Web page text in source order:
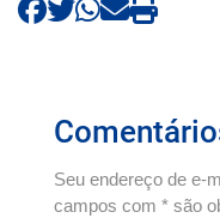
Seu endereço de e-
campos com * são